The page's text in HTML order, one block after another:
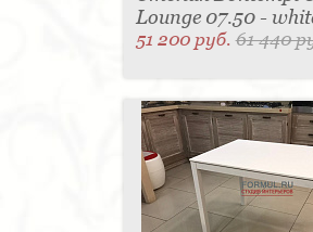
Lounge 07.50 -
51 200 руб.61 440